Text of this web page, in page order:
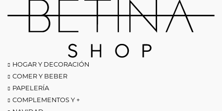
HOGAR Y DECORACIÓN
COMER Y BEBER
PAPELERÍA
COMPLEMENTOS Y +